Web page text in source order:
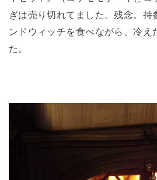
ぎは売り切れてました。残念。持
ンドウィッチを食べながら、冷え
た。